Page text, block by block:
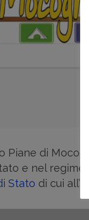
Piane di
e nel
Stato di cui